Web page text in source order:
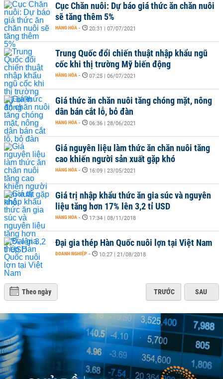
Cục Chăn nuôi: Dự báo giá thức ăn chăn nuôi
sẽ tăng thêm 5%
HÀNG HÓA - 20:31 | 07/07/2021
Trung Quốc đổi chiến thuật nhập khẩu ngũ
cốc khi thị trường Mỹ biến động
HÀNG HÓA - 07:25 | 06/07/2021
Giá thức ăn chăn nuôi tăng chóng mặt, nông
dân bán cắt lỗ, bỏ đàn
HÀNG HÓA - 06:36 | 28/06/2021
Giá nguyên liệu làm thức ăn chăn nuôi tăng
cao khiến người sản xuất gặp khó
HÀNG HÓA - 16:09 | 23/05/2021
Giá trị nhập khẩu thức ăn gia súc và nguyên
liệu tăng hơn 17% lên 3,2 tỉ USD
HÀNG HÓA - 17:34 | 08/11/2018
Đại gia thép Hàn Quốc nuôi lợn tại Việt Nam
DOANH NGHIỆP - 10:27 | 21/08/2018
Theo ngày TRƯỚC SAU